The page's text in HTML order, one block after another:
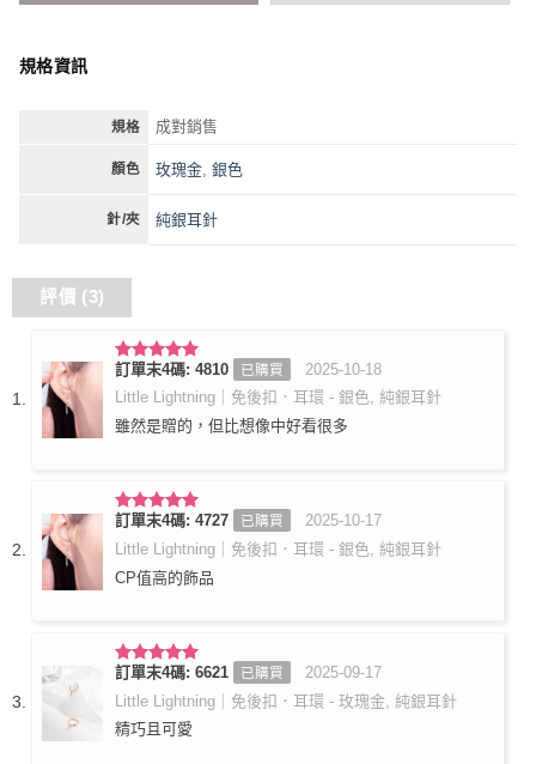
規格資訊
規格 成對銷售
顏色 玫瑰金 ,銀色
針/夾 純銀耳針
評價 (3)
評分5滿
分 5
訂單末4碼: 4810 已購買
2025-10-18
Little Lightning｜免後扣．耳環 - 銀色, 純銀耳針
雖然是贈的，但比想像中好看很多
評分5滿
分 5
訂單末4碼: 4727 已購買
2025-10-17
Little Lightning｜免後扣．耳環 - 銀色, 純銀耳針
CP值高的飾品
評分5滿
分 5
訂單末4碼: 6621 已購買
2025-09-17
Little Lightning｜免後扣．耳環 - 玫瑰金, 純銀耳針
精巧且可愛